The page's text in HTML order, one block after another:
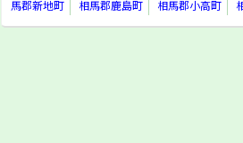
馬郡新地町
相馬郡鹿島町 相馬郡小高町